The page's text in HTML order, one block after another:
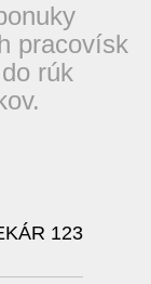
pracovísk
rúk
123